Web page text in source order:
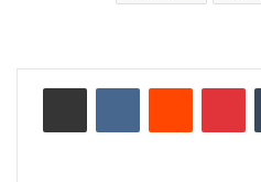
بينتيريست